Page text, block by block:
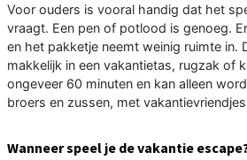
Voor ouders is vooral handig dat het
vraagt. Een pen of potlood is genoeg.
en het pakketje neemt weinig ruimte in.
makkelijk in een vakantietas, rugzak of
ongeveer 60 minuten en kan alleen
broers en zussen, met
Wanneer speel je de vakantie